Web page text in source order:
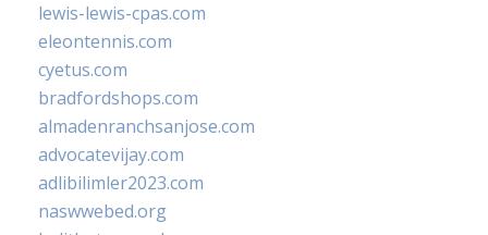
lewis-lewis-cpas.com
eleontennis.com
cyetus.com
bradfordshops.com
almadenranchsanjose.com
advocatevijay.com
adlibilimler2023.com
naswwebed.org